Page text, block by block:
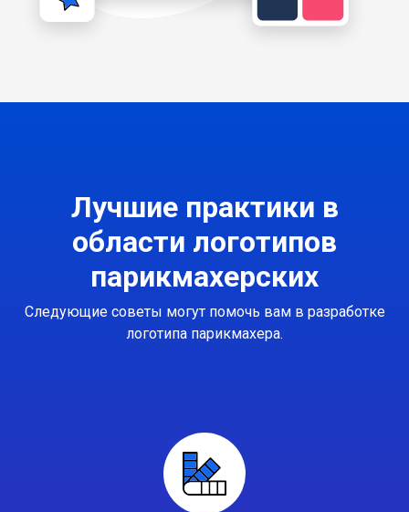
Лучшие практики в
области логотипов
парикмахерских
Следующие советы могут помочь вам в разработке
логотипа парикмахера.